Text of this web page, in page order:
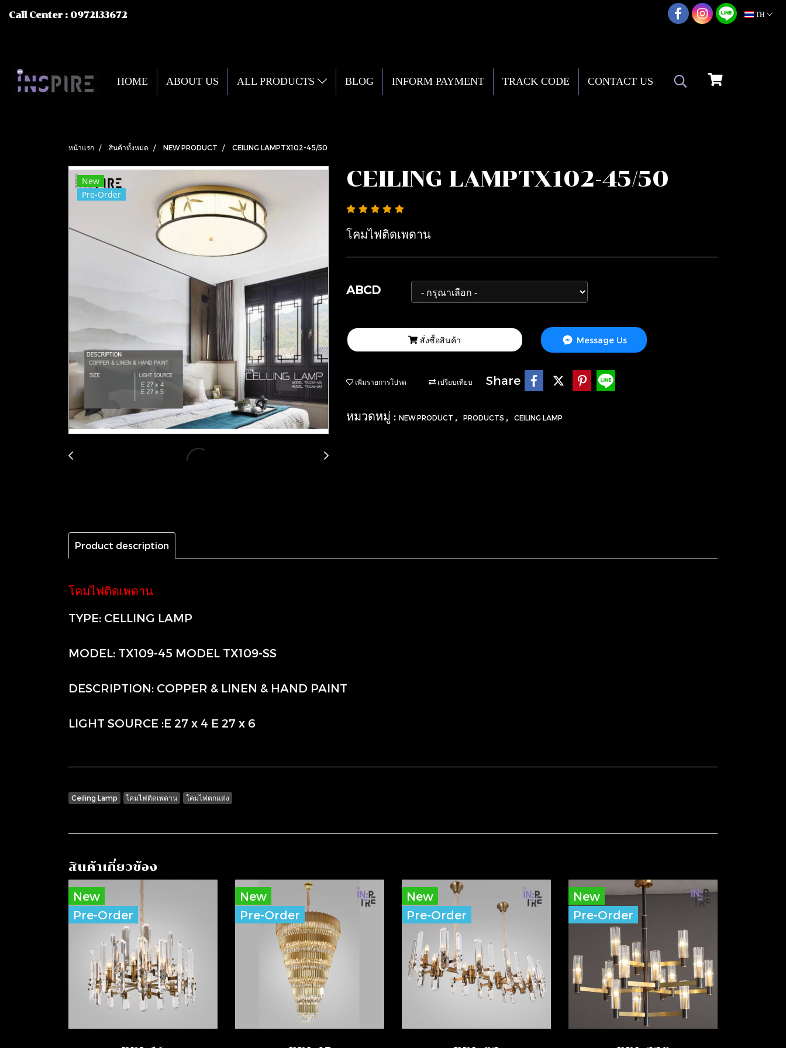
Call Center : 0972133672 TH
HOME ABOUT US ALL PRODUCTS BLOG INFORM PAYMENT TRACK CODE CONTACT US
หน้าแรก สินค้าทั้งหมด NEW PRODUCT CEILING LAMPTX102-45/50
New
Pre-Order
CEILING LAMPTX102-45/50
โคมไฟติดเพดาน
ABCD
สั่งซื้อสินค้า Message Us
เพิ่มรายการโปรด เปรียบเทียบ Share
หมวดหมู่ : NEW PRODUCT PRODUCTS CEILING LAMP
Product description
โคมไฟติดเพดาน
TYPE: CELLING LAMP
MODEL: TX109-45 MODEL TX109-SS
DESCRIPTION: COPPER & LINEN & HAND PAINT
LIGHT SOURCE :E 27 x 4 E 27 x 6
Ceiling Lamp โคมไฟติดเพดาน โคมไฟตกแต่ง
สินค้าเกี่ยวข้อง
New
Pre-Order
New
Pre-Order
New
Pre-Order
New
Pre-Order